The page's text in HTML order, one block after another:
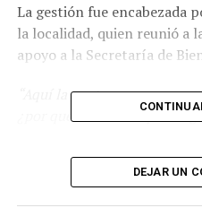
La gestión fue encabezada
la localidad, quien reunió a
apoyo a la Secretaría de
“Aquí la gente coopera para
¿por qué no hacerlo para
El proyecto contempla una
DEJAR UN